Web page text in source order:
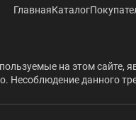
ГлавнаяКаталог
на этом сайте,
Несоблюдение данного